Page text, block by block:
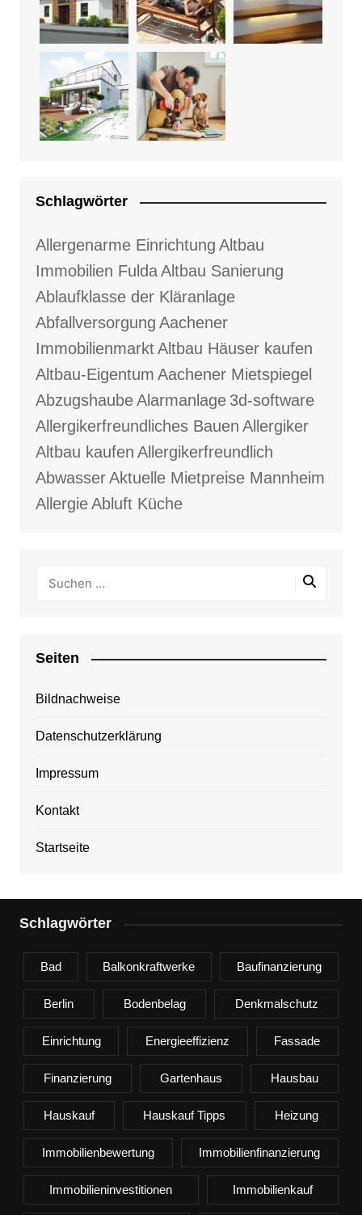
Schlagwörter
Allergenarme Einrichtung Altbau
Immobilien FuldaAltbau Sanierung
Ablaufklasse der Kläranlage
Abfallversorgung Aachener
ImmobilienmarktAltbau Häuser kaufen
Altbau-Eigentum Aachener Mietspiegel
AbzugshaubeAlarmanlage 3d-software
Allergikerfreundliches Bauen Allergiker
Altbau kaufen Allergikerfreundlich
AbwasserAktuelle Mietpreise Mannheim
AllergieAbluft Küche
Seiten
Bildnachweise
Datenschutzerklärung
Impressum
Kontakt
Startseite
Schlagwörter
Bad Balkonkraftwerke Baufinanzierung
Berlin Bodenbelag Denkmalschutz
Einrichtung Energieeffizienz Fassade
Finanzierung Gartenhaus Hausbau
Hauskauf Hauskauf Tipps Heizung
Immobilienbewertung Immobilienfinanzierung
Immobilieninvestitionen Immobilienkauf